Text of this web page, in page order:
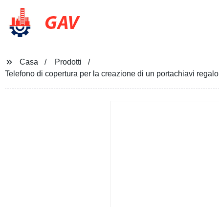
GAV
Casa
Prodotti
Telefono di copertura per la creazione di un portachiavi